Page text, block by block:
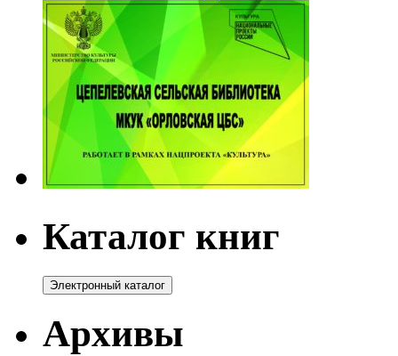
Каталог книг
Архивы